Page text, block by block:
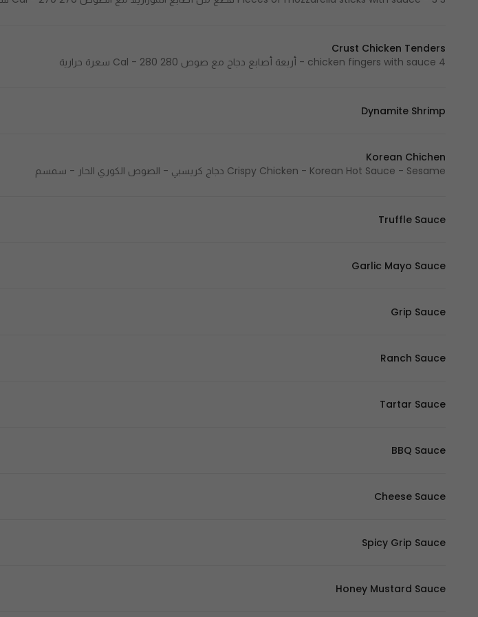
Crust Chicken Tenders
4 chicken fingers with sauce - أربعة أصابع دجاج مع صوص 280 Cal - 280 سعرة حرارية
Dynamite Shrimp
Korean Chichen
Crispy Chicken - Korean Hot Sauce - Sesame دجاج كريسبي - الصوص الكوري الحار - سمسم
Truffle Sauce
Garlic Mayo Sauce
Grip Sauce
Ranch Sauce
Tartar Sauce
BBQ Sauce
Cheese Sauce
Spicy Grip Sauce
Honey Mustard Sauce